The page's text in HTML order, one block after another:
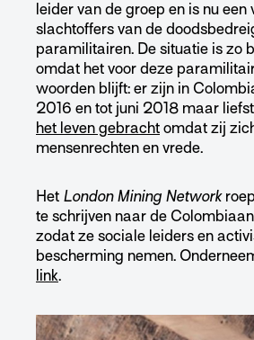
leider van de groep en is nu een
slachtoffers van de
paramilitairen. De situatie is zo
omdat het voor deze
woorden blijft: er zijn in
2016 en tot juni 2018 maar liefst
het leven gebracht omdat zij
mensenrechten en vrede.
Het London Mining Network
te schrijven naar de
zodat ze sociale leiders en
bescherming nemen.
link.